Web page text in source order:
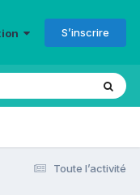
S’inscrire
Toute l’activité